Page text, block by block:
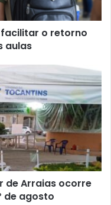
o retorno
aulas
de Arraias ocorre
de agosto